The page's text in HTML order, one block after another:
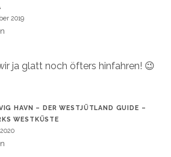
2019
ja glatt noch öfters hinfahren! 😉
HAVN – DER WESTJÜTLAND GUIDE –
WESTKÜSTE